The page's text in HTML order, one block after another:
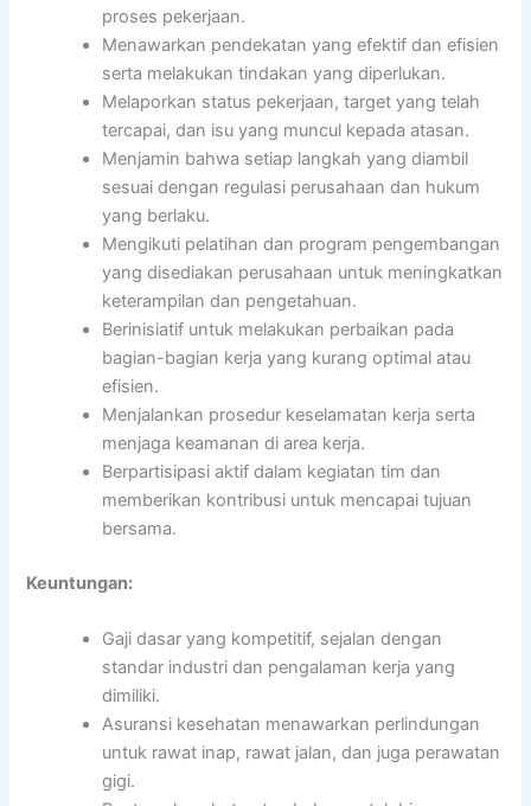
proses pekerjaan.
Menawarkan pendekatan yang efektif dan efisien
serta melakukan tindakan yang diperlukan.
Melaporkan status pekerjaan, target yang telah
tercapai, dan isu yang muncul kepada atasan.
Menjamin bahwa setiap langkah yang diambil
sesuai dengan regulasi perusahaan dan hukum
yang berlaku.
Mengikuti pelatihan dan program pengembangan
yang disediakan perusahaan untuk meningkatkan
keterampilan dan pengetahuan.
Berinisiatif untuk melakukan perbaikan pada
bagian-bagian kerja yang kurang optimal atau
efisien.
Menjalankan prosedur keselamatan kerja serta
menjaga keamanan di area kerja.
Berpartisipasi aktif dalam kegiatan tim dan
memberikan kontribusi untuk mencapai tujuan
bersama.
Keuntungan:
Gaji dasar yang kompetitif, sejalan dengan
standar industri dan pengalaman kerja yang
dimiliki.
Asuransi kesehatan menawarkan perlindungan
untuk rawat inap, rawat jalan, dan juga perawatan
gigi.